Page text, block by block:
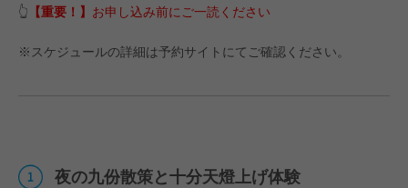
👆 【重要！】 お申し込み前にご一読ください
※スケジュールの詳細は予約サイトにてご確認ください。
夜の九份散策と十分天燈上げ体験